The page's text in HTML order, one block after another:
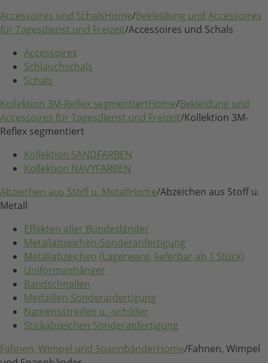
Accessoires und SchalsHome/Bekleidung und Accessoires
für Tagesdienst und Freizeit/Accessoires und Schals
Accessoires
Schlauchschals
Schals
Kollektion 3M-Reflex segmentiertHome/Bekleidung und
Accessoires für Tagesdienst und Freizeit/Kollektion 3M-
Reflex segmentiert
Kollektion SANDFARBEN
Kollektion NAVYFARBEN
Abzeichen aus Stoff u. MetallHome/Abzeichen aus Stoff u.
Metall
Effekten aller Bundesländer
Metallabzeichen-Sonderanfertigung
Metallabzeichen (Lagerware, lieferbar ab 1 Stück)
Uniformanhänger
Bandschnallen
Medaillen-Sonderanfertigung
Namensstreifen u. -schilder
Stickabzeichen Sonderanfertigung
Fahnen, Wimpel und SpannbänderHome/Fahnen, Wimpel